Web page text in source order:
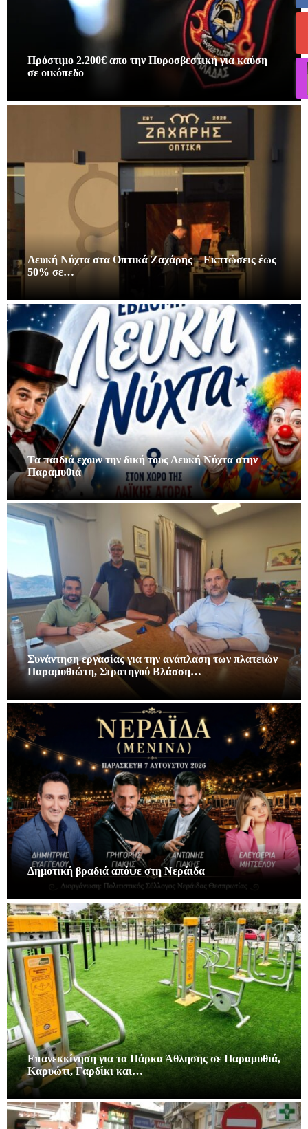
Πρόστιμο 2.200€ απο την Πυροσβεστική για καύση
σε οικόπεδο
Λευκή Νύχτα στα Οπτικά Ζαχάρης – Εκπτώσεις έως
50% σε…
Τα παιδιά εχουν την δική τους Λευκή Νύχτα στην
Παραμυθιά
Συνάντηση εργασίας για την ανάπλαση των πλατειών
Παραμυθιώτη, Στρατηγού Βλάσση…
Δημοτική βραδιά απόψε στη Νεράιδα
Επανεκκίνηση για τα Πάρκα Άθλησης σε Παραμυθιά,
Καρυώτι, Γαρδίκι και…